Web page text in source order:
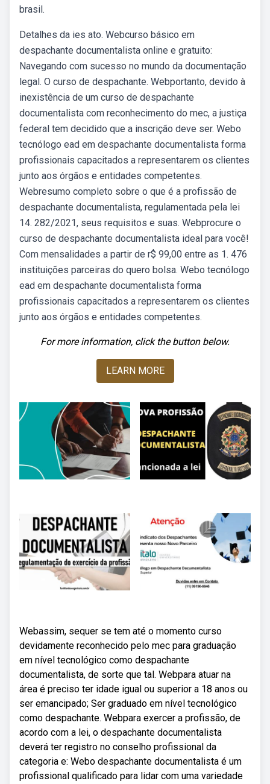
brasil.
Detalhes da ies ato. Webcurso básico em
despachante documentalista online e gratuito:
Navegando com sucesso no mundo da documentação
legal. O curso de despachante. Webportanto, devido à
inexistência de um curso de despachante
documentalista com reconhecimento do mec, a justiça
federal tem decidido que a inscrição deve ser. Webo
tecnólogo ead em despachante documentalista forma
profissionais capacitados a representarem os clientes
junto aos órgãos e entidades competentes.
Webresumo completo sobre o que é a profissão de
despachante documentalista, regulamentada pela lei
14. 282/2021, seus requisitos e suas. Webprocure o
curso de despachante documentalista ideal para você!
Com mensalidades a partir de r$ 99,00 entre as 1. 476
instituições parceiras do quero bolsa. Webo tecnólogo
ead em despachante documentalista forma
profissionais capacitados a representarem os clientes
junto aos órgãos e entidades competentes.
For more information, click the button below.
LEARN MORE
Webassim, sequer se tem até o momento curso
devidamente reconhecido pelo mec para graduação
em nível tecnológico como despachante
documentalista, de sorte que tal. Webpara atuar na
área é preciso ter idade igual ou superior a 18 anos ou
ser emancipado; Ser graduado em nível tecnológico
como despachante. Webpara exercer a profissão, de
acordo com a lei, o despachante documentalista
deverá ter registro no conselho profissional da
categoria e: Webo despachante documentalista é um
profissional qualificado para lidar com uma variedade